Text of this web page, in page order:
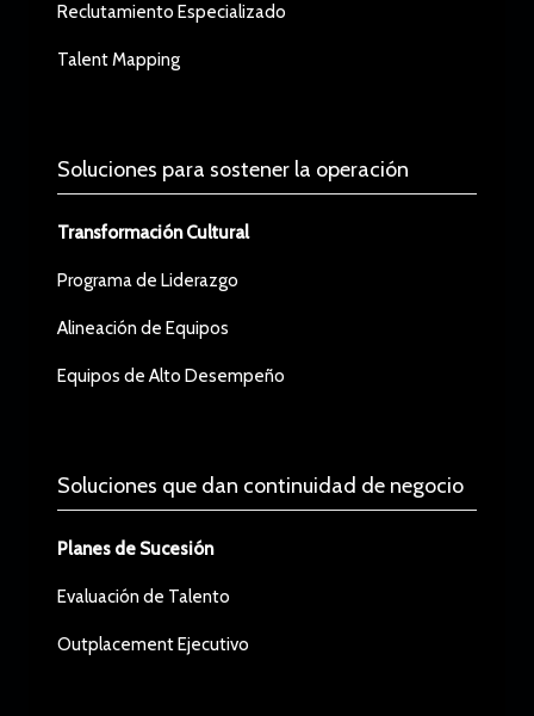
Reclutamiento Especializado
Talent Mapping
Soluciones para sostener la operación
Transformación Cultural
Programa de Liderazgo
Alineación de Equipos
Equipos de Alto Desempeño
Soluciones que dan continuidad de negocio
Planes de Sucesión
Evaluación de Talento
Outplacement Ejecutivo